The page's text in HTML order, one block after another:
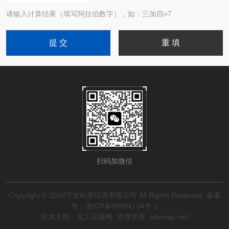
请输入计算结果（填写阿拉伯数字），如：三加四=7
扫码加微信
Copyright © 2026宁波科麦仪器有限公司 All Rights Reserved
备案
号：浙ICP备09094134号-2
技术支持： 化工仪器网 管理登录 sitemap.xml